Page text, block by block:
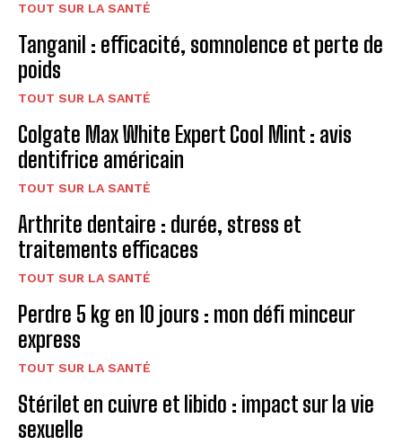
TOUT SUR LA SANTÉ
Tanganil : efficacité, somnolence et perte de
poids
TOUT SUR LA SANTÉ
Colgate Max White Expert Cool Mint : avis
dentifrice américain
TOUT SUR LA SANTÉ
Arthrite dentaire : durée, stress et
traitements efficaces
TOUT SUR LA SANTÉ
Perdre 5 kg en 10 jours : mon défi minceur
express
TOUT SUR LA SANTÉ
Stérilet en cuivre et libido : impact sur la vie
sexuelle